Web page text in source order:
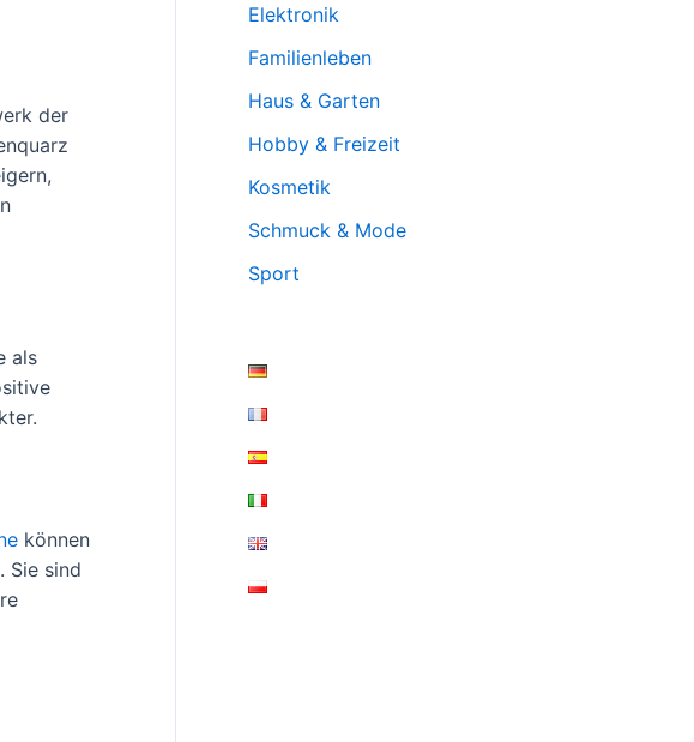
der
als
können
Sie sind
Elektronik
Familienleben
Haus & Garten
Hobby & Freizeit
Kosmetik
Schmuck & Mode
Sport